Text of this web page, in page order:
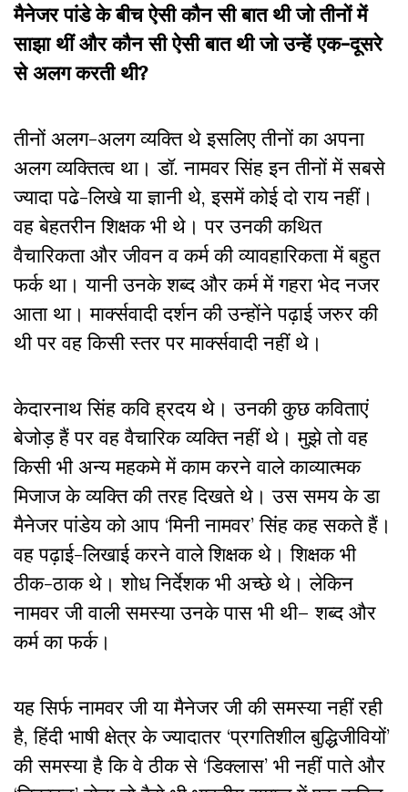
मैनेजर पांडे के बीच ऐसी कौन सी बात थी जो तीनों में
साझा थीं और कौन सी ऐसी बात थी जो उन्हें एक-दूसरे
से अलग करती थी?
तीनों अलग-अलग व्यक्ति थे इसलिए तीनों का अपना
अलग व्यक्तित्व था। डॉ. नामवर सिंह इन तीनों में सबसे
ज्यादा पढे-लिखे या ज्ञानी थे, इसमें कोई दो राय नहीं।
वह बेहतरीन शिक्षक भी थे। पर उनकी कथित
वैचारिकता और जीवन व कर्म की व्यावहारिकता में बहुत
फर्क था। यानी उनके शब्द और कर्म में गहरा भेद नजर
आता था। मार्क्सवादी दर्शन की उन्होंने पढ़ाई जरुर की
थी पर वह किसी स्तर पर मार्क्सवादी नहीं थे।
केदारनाथ सिंह कवि ह्रदय थे। उनकी कुछ कविताएं
बेजोड़ हैं पर वह वैचारिक व्यक्ति नहीं थे। मुझे तो वह
किसी भी अन्य महकमे में काम करने वाले काव्यात्मक
मिजाज के व्यक्ति की तरह दिखते थे। उस समय के डा
मैनेजर पांडेय को आप ‘मिनी नामवर’ सिंह कह सकते हैं।
वह पढ़ाई-लिखाई करने वाले शिक्षक थे। शिक्षक भी
ठीक-ठाक थे। शोध निर्देशक भी अच्छे थे। लेकिन
नामवर जी वाली समस्या उनके पास भी थी– शब्द और
कर्म का फर्क।
यह सिर्फ नामवर जी या मैनेजर जी की समस्या नहीं रही
है, हिंदी भाषी क्षेत्र के ज्यादातर ‘प्रगतिशील बुद्धिजीवियों’
की समस्या है कि वे ठीक से ‘डिक्लास’ भी नहीं पाते और